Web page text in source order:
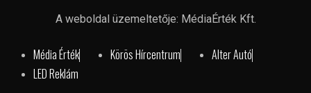
A weboldal üzemeltetője: MédiaÉrték Kft.
Média Érték Körös Hírcentrum
Alter Autó
LED Reklám